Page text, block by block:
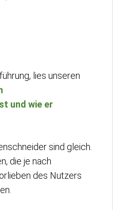
lies unseren
und wie er
sind gleich.
die je nach
des Nutzers